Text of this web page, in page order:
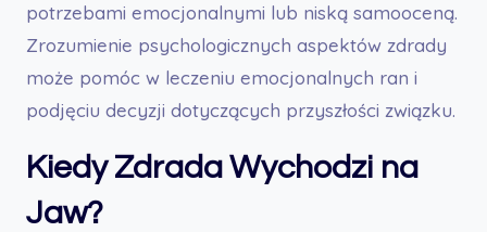
potrzebami emocjonalnymi lub niską samooceną.
Zrozumienie psychologicznych aspektów zdrady
może pomóc w leczeniu emocjonalnych ran i
podjęciu decyzji dotyczących przyszłości związku.
Kiedy Zdrada Wychodzi na
Jaw?